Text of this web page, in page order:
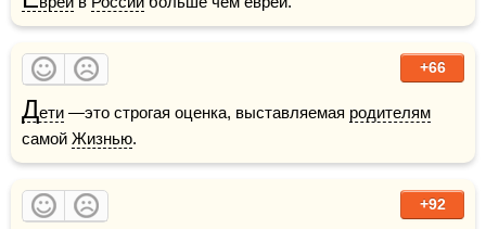
+66
Дети —это строгая оценка, выставляемая родителям
самой Жизнью.
+92